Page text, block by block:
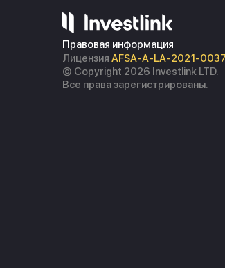
Правовая информация
Лицензия AFSA-A-LA-2021-0037
© Copyright 2026 Investlink LTD.
Все права зарегистрированы.